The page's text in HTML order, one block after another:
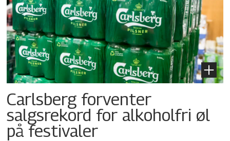
Carlsberg forventer
salgsrekord for alkoholfri øl
på festivaler